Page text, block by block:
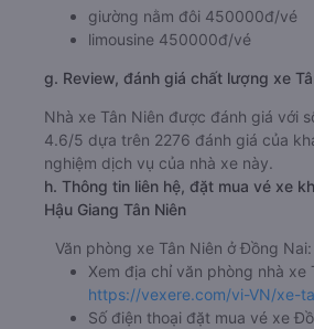
giường nằm đôi 450000đ/vé
limousine 450000đ/vé
g. Review, đánh giá chất lượng xe
Nhà xe Tân Niên được đánh giá với
4.6/5 dựa trên 2276 đánh giá của
nghiệm dịch vụ của nhà xe này.
h. Thông tin liên hệ, đặt mua vé xe
Hậu Giang Tân Niên
Văn phòng xe Tân Niên ở Đồng Nai:
Xem địa chỉ văn phòng nhà xe
https://vexere.com/vi-VN/xe-
Số điện thoại đặt mua vé xe